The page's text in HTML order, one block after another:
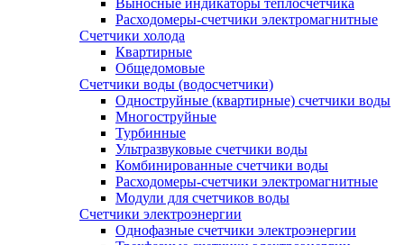
Выносные индикаторы теплосчетчика
Расходомеры-счетчики электромагнитные
Счетчики холода
Квартирные
Общедомовые
Счетчики воды (водосчетчики)
Одноструйные (квартирные) счетчики воды
Многоструйные
Турбинные
Ультразвуковые счетчики воды
Комбинированные счетчики воды
Расходомеры-счетчики электромагнитные
Модули для счетчиков воды
Счетчики электроэнергии
Однофазные счетчики электроэнергии